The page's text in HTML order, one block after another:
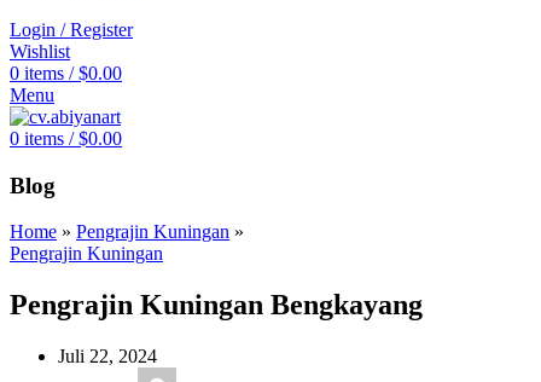
Login / Register
Wishlist
0 items / $0.00
Menu
0 items / $0.00
Blog
Home » Pengrajin Kuningan »
Pengrajin Kuningan
Pengrajin Kuningan Bengkayang
Juli 22, 2024